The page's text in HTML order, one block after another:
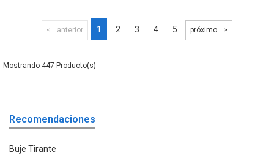
anterior 1 2 3 4 5 próximo
447
Recomendaciones
Buje Tirante